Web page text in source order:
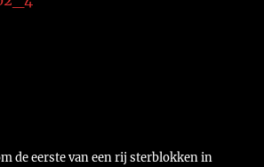
de eerste van een rij sterblokken in